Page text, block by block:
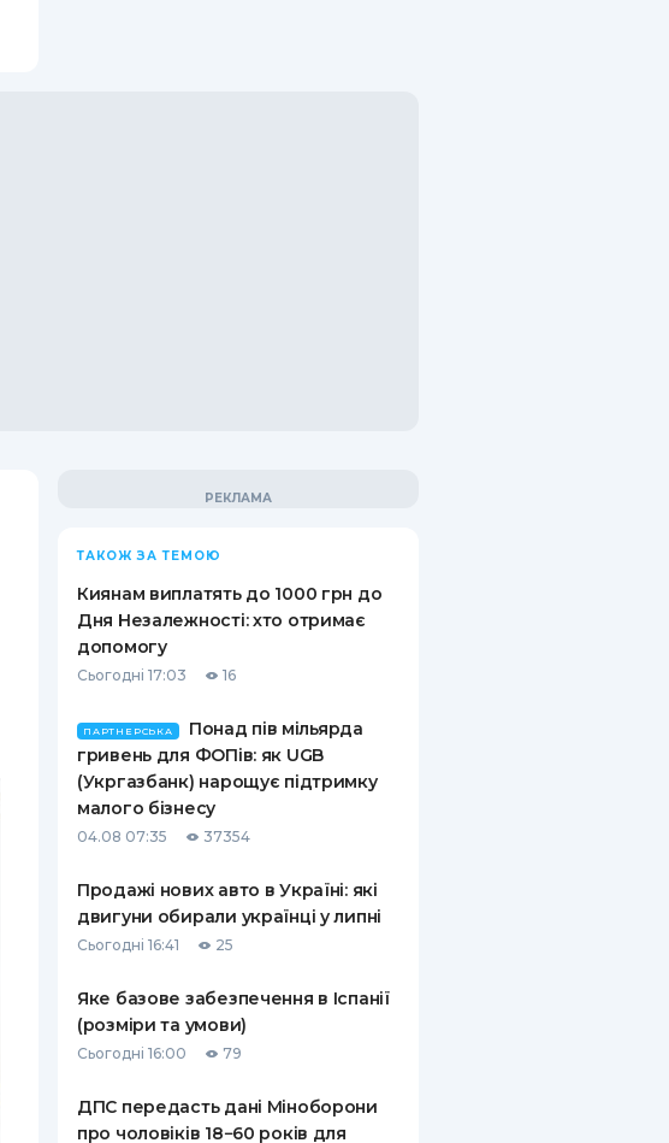
ТАКОЖ ЗА ТЕМОЮ
Киянам виплатять до 1000 грн до
Дня Незалежності: хто отримає
допомогу
Сьогодні 17:03 16
ПАРТНЕРСЬКА
Понад пів мільярда
гривень для ФОПів: як UGB
(Укргазбанк) нарощує підтримку
малого бізнесу
04.08 07:35 37354
Продажі нових авто в Україні: які
двигуни обирали українці у липні
Сьогодні 16:41 25
Яке базове забезпечення в Іспанії
(розміри та умови)
Сьогодні 16:00 79
ДПС передасть дані Міноборони
про чоловіків 18−60 років для